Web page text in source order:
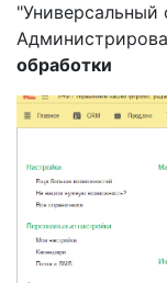
"Универсальный
обработки